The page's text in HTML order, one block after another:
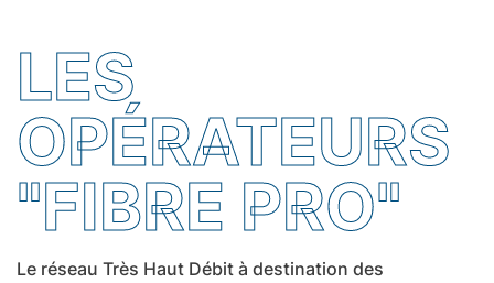
LES
OPÉRATEURS
"FIBRE PRO"
Le réseau Très Haut Débit à destination des